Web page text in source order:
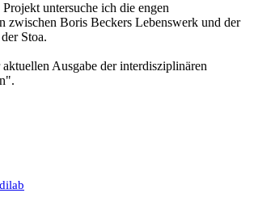
untersuche ich die engen
zwischen Boris Beckers Lebenswerk und der
Stoa.
Ausgabe der interdisziplinären